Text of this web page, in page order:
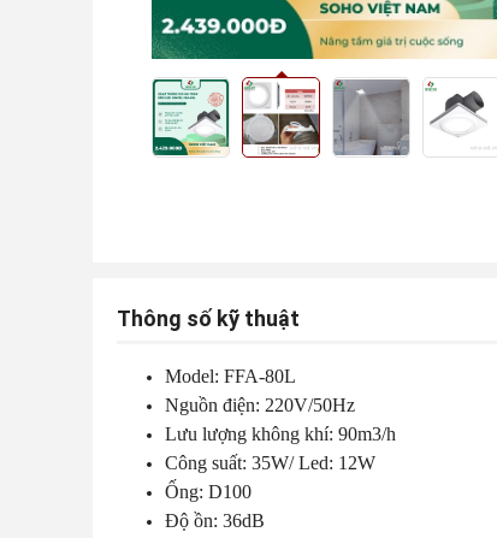
Thông số kỹ thuật
Model: FFA-80L
Nguồn điện: 220V/50Hz
Lưu lượng không khí: 90m3/h
Công suất: 35W/ Led: 12W
Ống: D100
Độ ồn: 36dB